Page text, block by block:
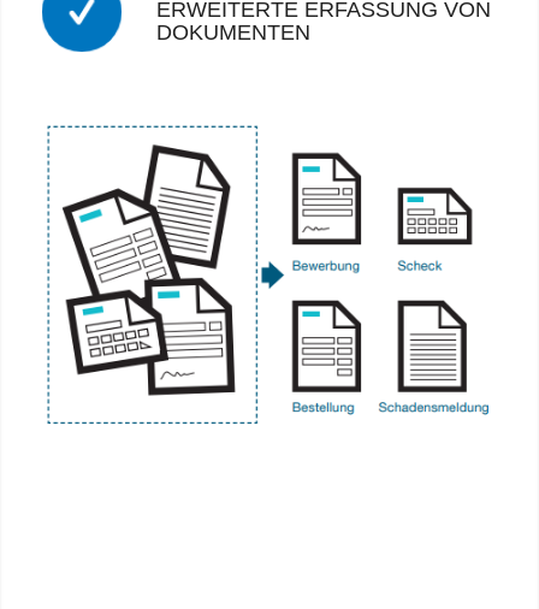
ERWEITERTE ERFASSUNG VON
DOKUMENTEN